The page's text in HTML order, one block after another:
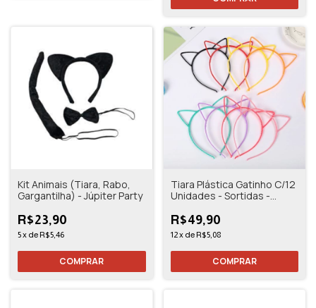
Kit Animais (Tiara, Rabo,
Gargantilha) - Júpiter Party
R$23,90
5x de R$5,46
COMPRAR
Tiara Plástica Gatinho C/12
Unidades - Sortidas -
R$49,90
12x de R$5,08